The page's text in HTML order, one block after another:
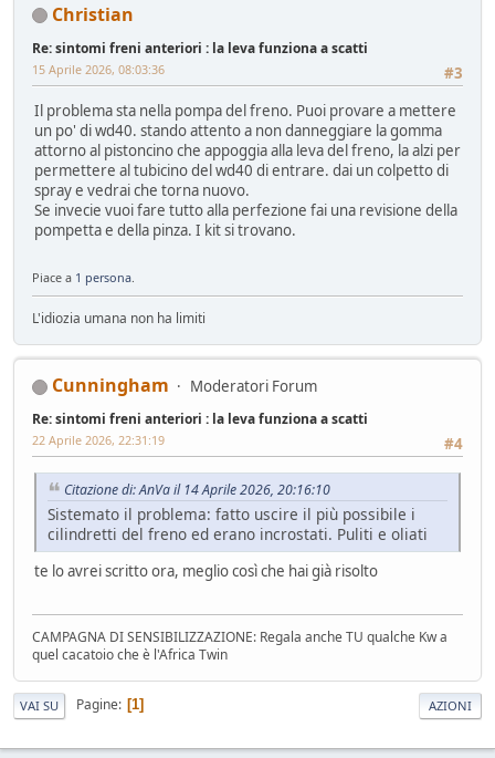
Christian
Re: sintomi freni anteriori : la leva funziona a scatti
#3
15 Aprile 2026, 08:03:36
Il problema sta nella pompa del freno. Puoi provare a mettere
un po' di wd40. stando attento a non danneggiare la gomma
attorno al pistoncino che appoggia alla leva del freno, la alzi per
permettere al tubicino del wd40 di entrare. dai un colpetto di
spray e vedrai che torna nuovo.
Se invecie vuoi fare tutto alla perfezione fai una revisione della
pompetta e della pinza. I kit si trovano.
Piace a 1 persona.
L'idiozia umana non ha limiti
Cunningham Moderatori Forum
Re: sintomi freni anteriori : la leva funziona a scatti
#4
22 Aprile 2026, 22:31:19
Citazione di: AnVa il 14 Aprile 2026, 20:16:10
Sistemato il problema: fatto uscire il più possibile i
cilindretti del freno ed erano incrostati. Puliti e oliati
te lo avrei scritto ora, meglio così che hai già risolto
CAMPAGNA DI SENSIBILIZZAZIONE: Regala anche TU qualche Kw a
quel cacatoio che è l'Africa Twin
VAI SU Pagine 1 AZIONI